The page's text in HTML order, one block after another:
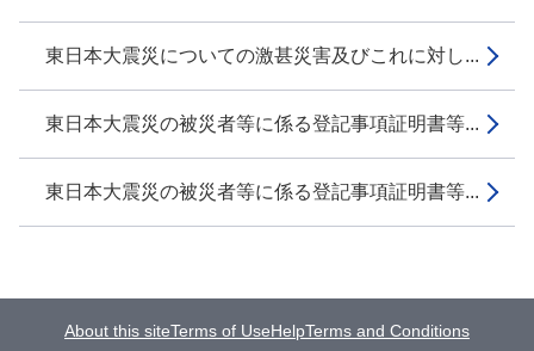
東日本大震災についての激甚災害及びこれに対し...
東日本大震災の被災者等に係る登記事項証明書等...
東日本大震災の被災者等に係る登記事項証明書等...
About this siteTerms of UseHelpTerms and Conditions